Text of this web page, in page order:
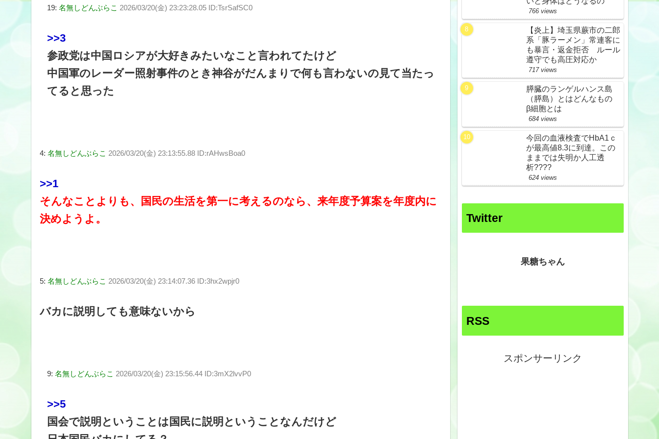
19: 名無しどんぶらこ 2026/03/20(金) 23:23:28.05 ID:TsrSafSC0
>>3
参政党は中国ロシアが大好きみたいなこと言われてたけど
中国軍のレーダー照射事件のとき神谷がだんまりで何も言わないの見て当たっ
てると思った
4: 名無しどんぶらこ 2026/03/20(金) 23:13:55.88 ID:rAHwsBoa0
>>1
そんなことよりも、国民の生活を第一に考えるのなら、来年度予算案を年度内に
決めようよ。
5: 名無しどんぶらこ 2026/03/20(金) 23:14:07.36 ID:3hx2wpjr0
バカに説明しても意味ないから
9: 名無しどんぶらこ 2026/03/20(金) 23:15:56.44 ID:3mX2lvvP0
>>5
国会で説明ということは国民に説明ということなんだけど
766 views
【炎上】埼玉県蕨市の二郎
系「豚ラーメン」常連客に
も暴言・返金拒否 ルール
遵守でも高圧対応か
717 views
膵臓のランゲルハンス島
（膵島）とはどんなもの
β細胞とは
684 views
今回の血液検査でHbA1ｃ
が最高値8.3に到達。この
ままでは失明か人工透
析????
624 views
Twitter
果糖ちゃん
RSS
スポンサーリンク